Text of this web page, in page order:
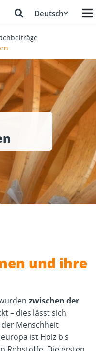
Deutsch
und ihre
zwischen der
– dies lässt sich
Menschheit
ist Holz bis